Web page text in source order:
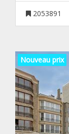
2053891
Nouveau prix